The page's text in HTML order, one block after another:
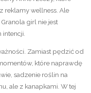
reklamy wellness. Ale
girl nie jest
Zamiast pędzić od
które naprawdę
sadzenie roślin na
ale z kanapkami. W tej